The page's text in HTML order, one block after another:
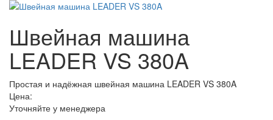
Швейная машина
LEADER VS 380A
Простая и надёжная швейная машина LEADER VS 380A
Цена:
Уточняйте у менеджера